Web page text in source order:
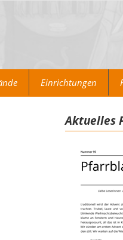
Einrichtungen
Aktuelles